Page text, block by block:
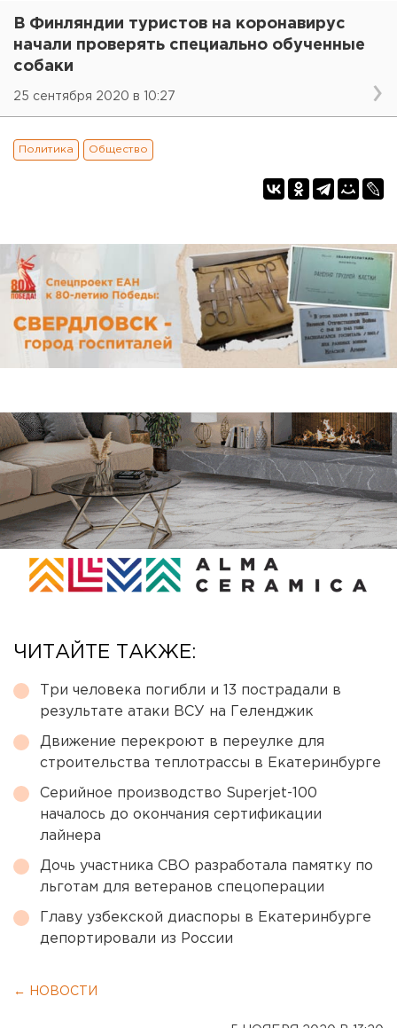
В Финляндии туристов на коронавирус
начали проверять специально обученные
собаки
25 сентября 2020 в 10:27
Политика Общество
ЧИТАЙТЕ ТАКЖЕ:
Три человека погибли и 13 пострадали в
результате атаки ВСУ на Геленджик
Движение перекроют в переулке для
строительства теплотрассы в Екатеринбурге
Серийное производство Superjet-100
началось до окончания сертификации
лайнера
Дочь участника СВО разработала памятку по
льготам для ветеранов спецоперации
Главу узбекской диаспоры в Екатеринбурге
депортировали из России
← НОВОСТИ